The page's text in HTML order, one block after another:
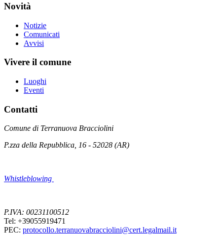
Novità
Notizie
Comunicati
Avvisi
Vivere il comune
Luoghi
Eventi
Contatti
Comune di Terranuova Bracciolini
P.zza della Repubblica, 16 - 52028 (AR)
Whistleblowing
P.IVA: 00231100512
Tel: +39055919471
PEC: protocollo.terranuovabracciolini@cert.legalmail.it